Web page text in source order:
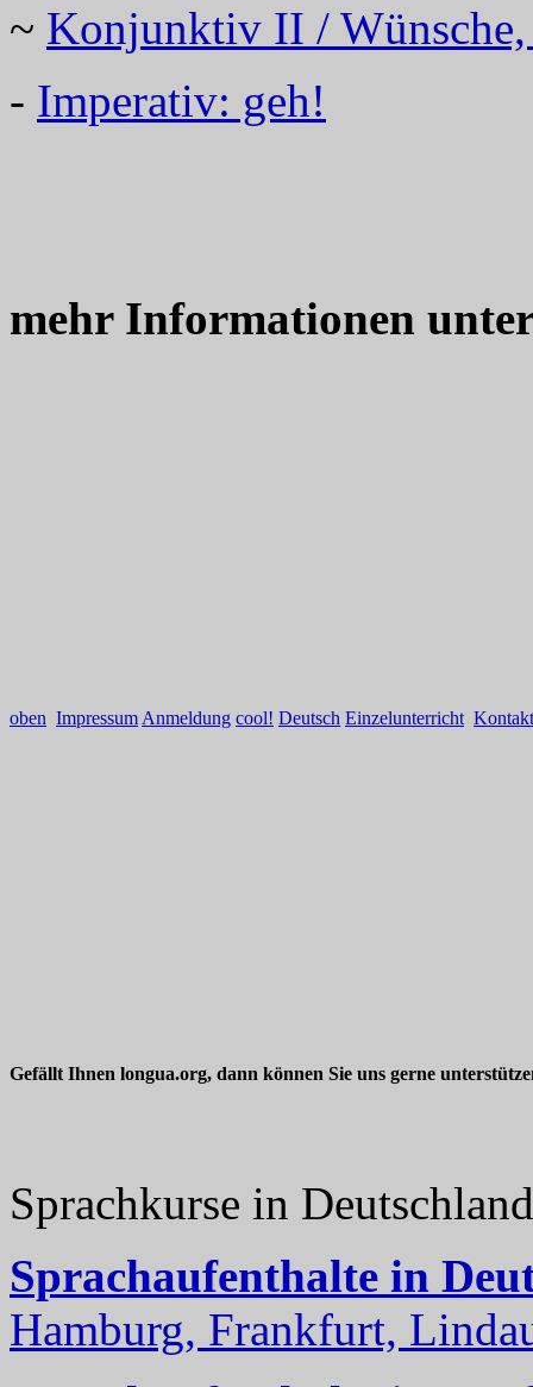
~ Konjunktiv II /
- Imperativ: geh!
mehr Informationen
oben Impressum Anmeldung cool! Deutsch Einzelunterricht Kontakt
Gefällt Ihnen longua.org, dann können Sie uns gerne
Sprachkurse in
Sprachaufenthalte in
Hamburg, Frankfurt,